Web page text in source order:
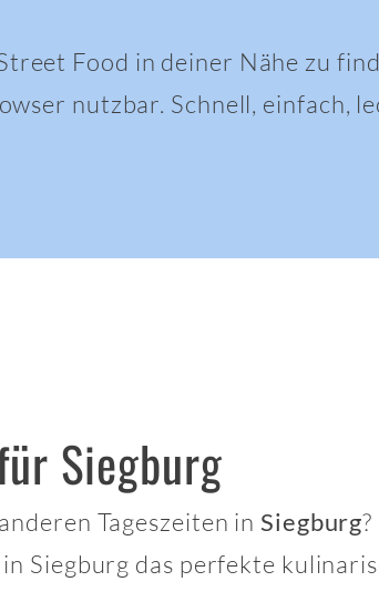
Food in deiner Nähe zu
nutzbar. Schnell, einfach,
Siegburg
Tageszeiten in Siegburg
in Siegburg das perfekte